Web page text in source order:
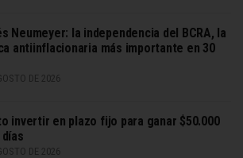
Neumeyer: la independencia del BCRA, la
antiinflacionaria más importante en 30
DE 2026
invertir en plazo fijo para ganar $50.000
DE 2026